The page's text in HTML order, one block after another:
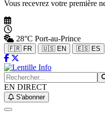
Vous recevrez votre première
28°C Port-au-Prince
🇫🇷 FR 🇺🇸 EN 🇪🇸 ES
EN DIRECT
S'abonner